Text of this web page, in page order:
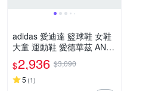
adidas 愛迪達 籃球鞋 女鞋
大童 運動鞋 愛德華茲 ANT
HONY EDWARDS 1 J LOW
銀黑 JQ8885
$2,936 $3,090
5 (1)